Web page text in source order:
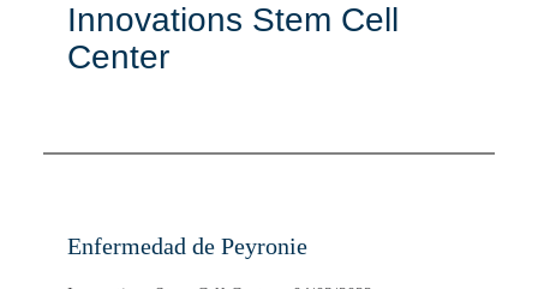
Innovations Stem Cell
Center
Enfermedad de Peyronie